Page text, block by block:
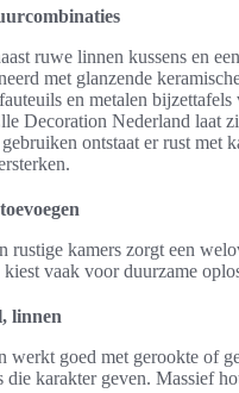
ruwe linnen kussens en
met glanzende
en metalen
Decoration Nederland laat
ontstaat er rust met
rustige kamers zorgt een
vaak voor duurzame
linnen
werkt goed met gerookte of
karakter geven. Massief